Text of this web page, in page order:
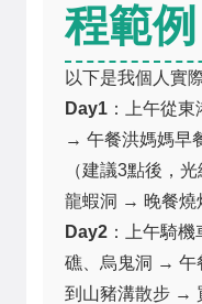
程範例
以下是我個人實
Day1 ：上午從
→ 午餐洪媽媽早
（建議3點後，
龍蝦洞 → 晚餐燒
Day2 ：上午騎
礁、烏鬼洞 → 午
到山豬溝散步 →